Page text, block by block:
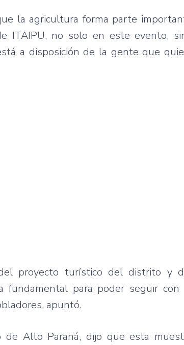
la agricultura forma parte
ITAIPU, no solo en este evento,
a disposición de la gente que
proyecto turístico del distrito y
fundamental para poder seguir con
apuntó.
de Alto Paraná, dijo que esta